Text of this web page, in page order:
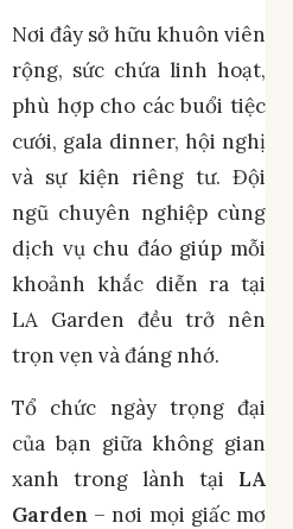
Nơi đây sở hữu khuôn viên
rộng, sức chứa linh hoạt,
phù hợp cho các buổi tiệc
cưới, gala dinner, hội nghị
và sự kiện riêng tư. Đội
ngũ chuyên nghiệp cùng
dịch vụ chu đáo giúp mỗi
khoảnh khắc diễn ra tại
LA Garden đều trở nên
trọn vẹn và đáng nhớ.
Tổ chức ngày trọng đại
của bạn giữa không gian
xanh trong lành tại LA
Garden – nơi mọi giấc mơ